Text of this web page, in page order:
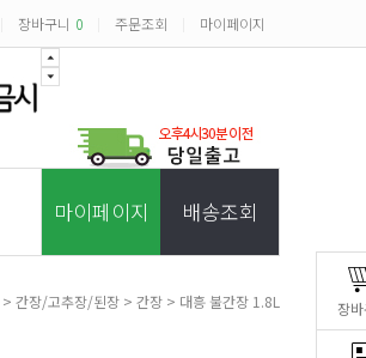
장
장바구니 0 주문조회 마이페이지
마이페이지 배송조회
> 간장/고추장/된장 > 간장 > 대흥 불간장 1.8L